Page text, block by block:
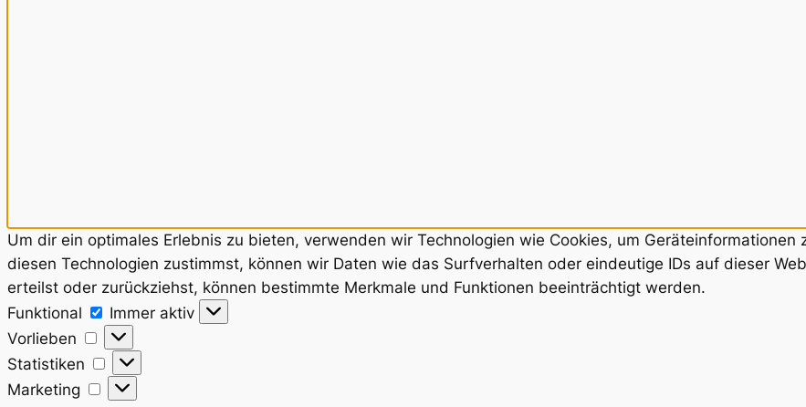
Um dir ein optimales Erlebnis zu bieten, verwenden wir Technologien wie Cookies, um
diesen Technologien zustimmst, können wir Daten wie das Surfverhalten oder eindeutige IDs auf dieser
erteilst oder zurückziehst, können bestimmte Merkmale und Funktionen beeinträchtigt werden.
Funktional
Funktional
Immer aktiv
Vorlieben
Vorlieben
Statistiken
Statistiken
Marketing
Marketing